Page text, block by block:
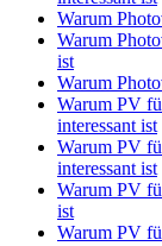
Warum
Warum
ist
Warum
Warum PV
interessant ist
Warum PV
interessant ist
Warum PV
ist
Warum PV